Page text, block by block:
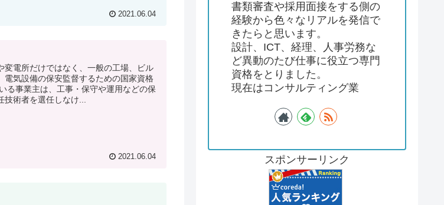
2021.06.04
変電所だけではなく、一般の工場、ビル
電気設備の保安監督するための国家資格
事業主は、工事・保守や運用などの保
術者を選任しなけ...
2021.06.04
書類審査や採用面接をする側の
経験から色々なリアルを発信で
きたらと思います。
設計、ICT、経理、人事労務な
ど異動のたび仕事に役立つ専門
資格をとりました。
現在はコンサルティング業
スポンサーリンク